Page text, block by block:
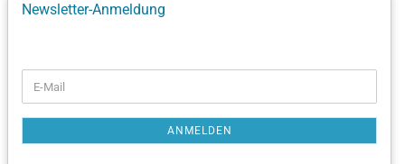
Newsletter-Anmeldung
ZUR
E-
Mail
ANMELDEN